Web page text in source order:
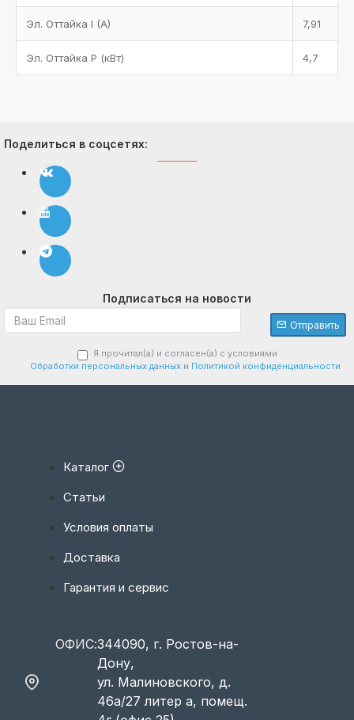
Эл. Оттайка I (A) 7,91
Эл. Оттайка P (кBт) 4,7
Поделиться в соцсетях:
Подписаться на новости
Отправить
Я прочитал(а) и согласен(а) с условиями
Обработки персональных данныхи Политикой конфиденциальности
Каталог
Статьи
Условия оплаты
Доставка
Гарантия и сервис
ОФИС:344090, г. Ростов-на-
Дону,
ул. Малиновского, д.
46а/27 литер а, помещ.